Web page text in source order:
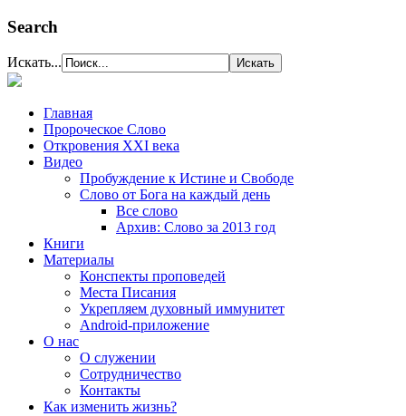
Search
Искать...
Главная
Пророческое Слово
Откровения ХХІ века
Видео
Пробуждение к Истине и Свободе
Слово от Бога на каждый день
Все слово
Архив: Слово за 2013 год
Книги
Материалы
Конспекты проповедей
Места Писания
Укрепляем духовный иммунитет
Android-приложение
О нас
О служении
Сотрудничество
Контакты
Как изменить жизнь?